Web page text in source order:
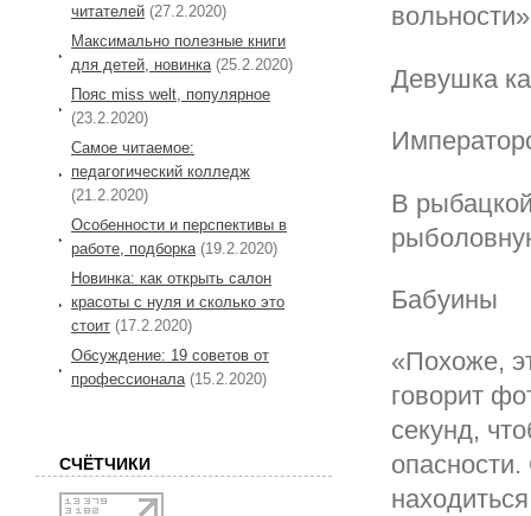
Девушка
В
Бабуины
«Похоже,
говорит
секунд,
читателей (27.2.2020)
Максимально полезные книги
для детей, новинка (25.2.2020)
Пояс miss welt, популярное
(23.2.2020)
Самое читаемое:
педагогический колледж
(21.2.2020)
Особенности и перспективы в
работе, подборка (19.2.2020)
Новинка: как открыть салон
красоты с нуля и сколько это
стоит (17.2.2020)
Обсуждение: 19 советов от
профессионала (15.2.2020)
СЧЁТЧИКИ